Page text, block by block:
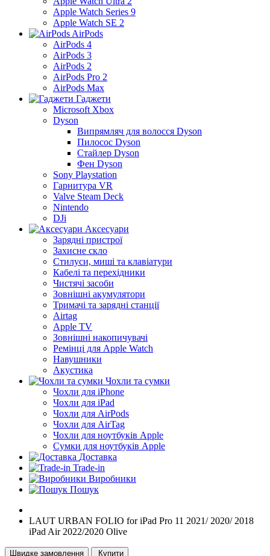
Apple Watch Series 9
Apple Watch SE 2
AirPods
AirPods 4
AirPods 3
AirPods 2
AirPods Pro 2
AirPods Max
Гаджети
Microsoft Xbox
Dyson
Випрямляч для волосся Dyson
Пилосос Dyson
Стайлер Dyson
Фен Dyson
Sony Playstation
Гарнитура VR
Valve Steam Deck
Nintendo
DJi
Аксесуари
Зарядні пристрої
Захисне скло
Стилуси, миші та клавіатури
Кабелі та перехідники
Чистячі засоби
Зовнішні акумулятори
Тримачі та зарядні станції
Airtag
Apple TV
Зовнішні накопичувачі
Ремінці для Apple Watch
Навушники
Акустика
Чохли та сумки
Чохли для iPhone
Чохли для iPad
Чохли для AirPods
Чохли для AirTag
Чохли для ноутбуків Apple
Сумки для ноутбуків Apple
Доставка
Trade-in
Виробники
Пошук
LAUT URBAN FOLIO for iPad Pro 11 2021/ 2020/ 2018
iPad Air 2022/2020 Olive
Швидке замовлення Купити